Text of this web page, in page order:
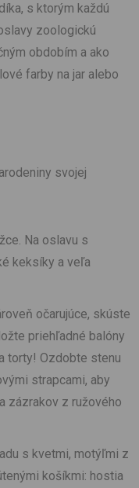
s ktorým každú
zoologickú
obdobím a ako
farby na jar alebo
svojej
Na oslavu s
keksíky a veľa
očarujúce, skúste
priehľadné balóny
torty! Ozdobte stenu
strapcami, aby
zázrakov z ružového
s kvetmi, motýľmi z
košíkmi: hostia